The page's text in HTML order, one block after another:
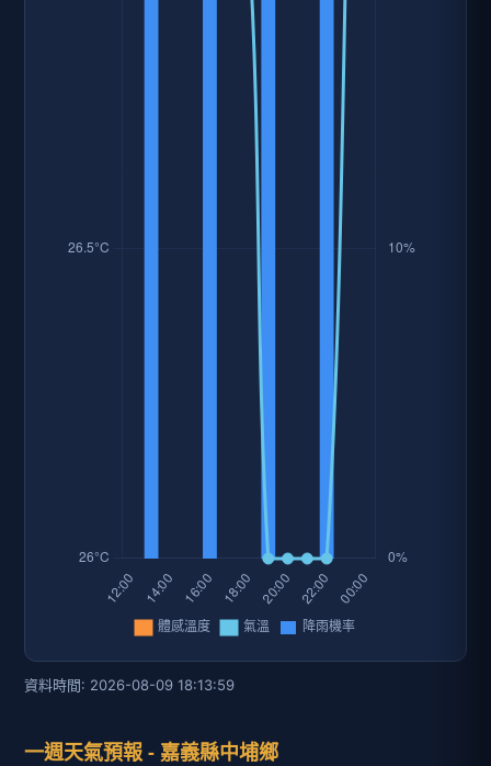
資料時間: 2026-08-09 18:13:59
一週天氣預報 - 嘉義縣中埔鄉